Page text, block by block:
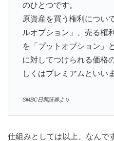
のひとつです。
原資産を買う権利につい
ルオプション」、売る権
を「プットオプション」
に対してつけられる価格
しくはプレミアムといい
SMBC日興証券より
仕組みとしては以上、なんで